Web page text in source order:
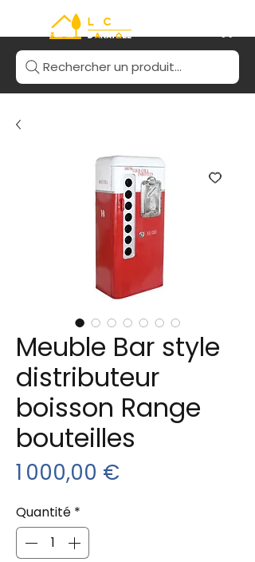
Rechercher un produit...
Meuble Bar style
distributeur
boisson Range
bouteilles
1 000,00 €
Quantité *